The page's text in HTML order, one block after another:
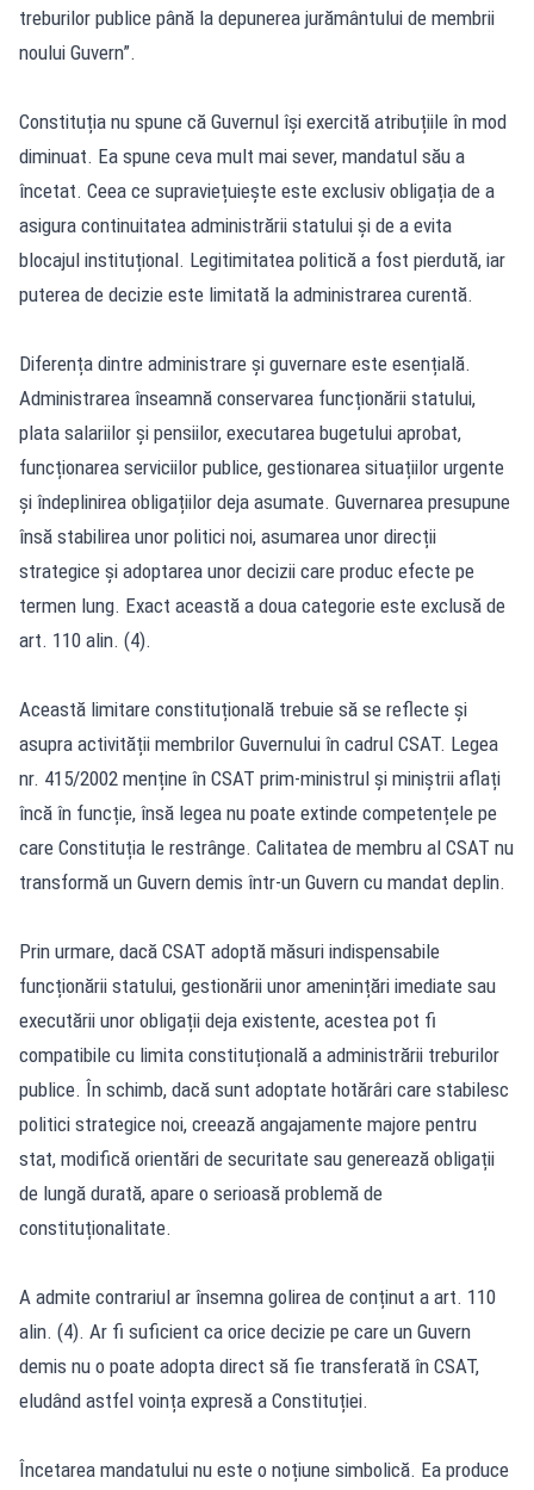
treburilor publice până la depunerea jurământului de membrii
noului Guvern”.
Constituția nu spune că Guvernul își exercită atribuțiile în mod
diminuat. Ea spune ceva mult mai sever, mandatul său a
încetat. Ceea ce supraviețuiește este exclusiv obligația de a
asigura continuitatea administrării statului și de a evita
blocajul instituțional. Legitimitatea politică a fost pierdută, iar
puterea de decizie este limitată la administrarea curentă.
Diferența dintre administrare și guvernare este esențială.
Administrarea înseamnă conservarea funcționării statului,
plata salariilor și pensiilor, executarea bugetului aprobat,
funcționarea serviciilor publice, gestionarea situațiilor urgente
și îndeplinirea obligațiilor deja asumate. Guvernarea presupune
însă stabilirea unor politici noi, asumarea unor direcții
strategice și adoptarea unor decizii care produc efecte pe
termen lung. Exact această a doua categorie este exclusă de
art. 110 alin. (4).
Această limitare constituțională trebuie să se reflecte și
asupra activității membrilor Guvernului în cadrul CSAT. Legea
nr. 415/2002 menține în CSAT prim-ministrul și miniștrii aflați
încă în funcție, însă legea nu poate extinde competențele pe
care Constituția le restrânge. Calitatea de membru al CSAT nu
transformă un Guvern demis într-un Guvern cu mandat deplin.
Prin urmare, dacă CSAT adoptă măsuri indispensabile
funcționării statului, gestionării unor amenințări imediate sau
executării unor obligații deja existente, acestea pot fi
compatibile cu limita constituțională a administrării treburilor
publice. În schimb, dacă sunt adoptate hotărâri care stabilesc
politici strategice noi, creează angajamente majore pentru
stat, modifică orientări de securitate sau generează obligații
de lungă durată, apare o serioasă problemă de
constituționalitate.
A admite contrariul ar însemna golirea de conținut a art. 110
alin. (4). Ar fi suficient ca orice decizie pe care un Guvern
demis nu o poate adopta direct să fie transferată în CSAT,
eludând astfel voința expresă a Constituției.
Încetarea mandatului nu este o noțiune simbolică. Ea produce